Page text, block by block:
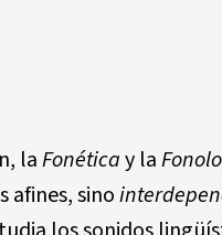
laFonéticay laFonol
afines, sinointerdepe